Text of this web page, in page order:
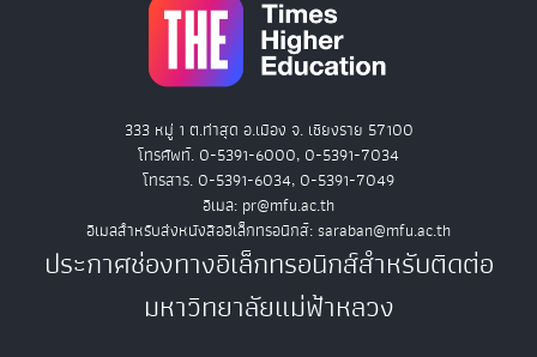
333 หมู่ 1 ต.ท่าสุด อ.เมือง จ. เชียงราย 57100
โทรศัพท์. 0-5391-6000, 0-5391-7034
โทรสาร. 0-5391-6034, 0-5391-7049
อีเมล: pr@mfu.ac.th
อีเมลสำหรับส่งหนังสืออิเล็กทรอนิกส์: saraban@mfu.ac.th
ประกาศช่องทางอิเล็กทรอนิกส์สำหรับติดต่อ
มหาวิทยาลัยแม่ฟ้าหลวง